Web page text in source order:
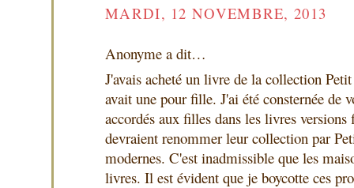
MARDI, 12 NOVEMBRE, 2013
Anonyme a dit…
J'avais acheté un livre de la collection
avait une pour fille. J'ai été consternée de
accordés aux filles dans les livres versions
devraient renommer leur collection par
modernes. C'est inadmissible que les
livres. Il est évident que je boycotte ces